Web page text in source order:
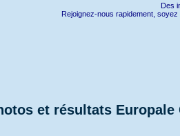
Des
Rejoignez-nous rapidement,
et résultats Europale